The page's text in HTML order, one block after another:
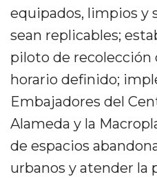
equipados, limpios y
sean replicables;
piloto de recolección
horario definido;
Embajadores del
Alameda y la
de espacios
urbanos y atender la